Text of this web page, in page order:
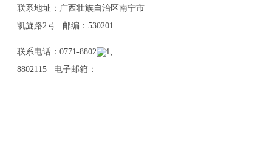
联系地址：广西壮族自治区南宁市
凯旋路2号 邮编：530201
联系电话：0771-8802114、
8802115 电子邮箱：